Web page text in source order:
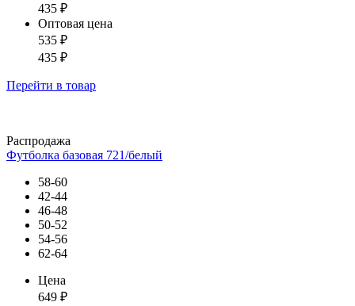
435 ₽
Оптовая цена
535 ₽
435 ₽
Перейти в товар
Распродажа
Футболка базовая 721/белый
58-60
42-44
46-48
50-52
54-56
62-64
Цена
649 ₽